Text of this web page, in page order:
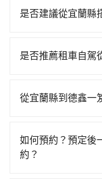
是否建議從宜蘭縣
且難叫計程車前往
1,900元、車程約
票價330元，再用5
者天候狀況，決定
是否推薦租車自駕
時不需要閉目養神
$115~205承租小
縣（冬山鄉）到德
從宜蘭縣到德鑫一
灣大車隊、Uber、
到車，也可考慮打
如何預約？預定後
約？